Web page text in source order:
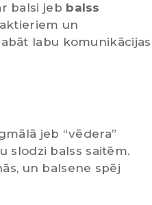
balsi jeb balss
un
labu komunikācijas
jeb “vēdera”
slodzi balss saitēm.
un balsene spēj